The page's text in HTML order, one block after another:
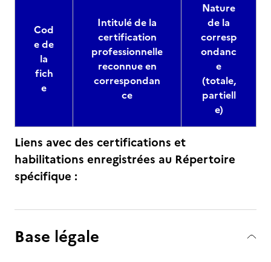
Cod
e de
la
fich
e
Intitulé de la
certification
professionnelle
reconnue en
correspondan
ce
Nature
de la
corresp
ondanc
e
(totale,
partiell
e)
Liens avec des certifications et
habilitations enregistrées au Répertoire
spécifique :
Base légale